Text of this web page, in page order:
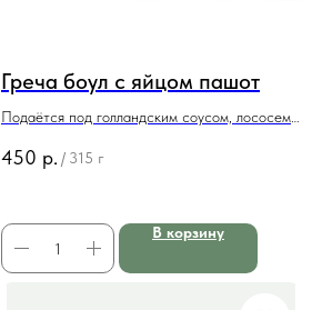
Греча боул с яйцом пашот
Подаётся под голландским соусом, лососем
450 р. / 315 г
В корзину